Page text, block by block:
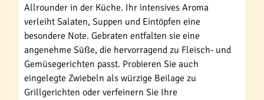
Allrounder in der Küche. Ihr intensives Aroma
verleiht Salaten, Suppen und Eintöpfen eine
besondere Note. Gebraten entfalten sie eine
angenehme Süße, die hervorragend zu Fleisch- und
Gemüsegerichten passt. Probieren Sie auch
eingelegte Zwiebeln als würzige Beilage zu
Grillgerichten oder verfeinern Sie Ihre